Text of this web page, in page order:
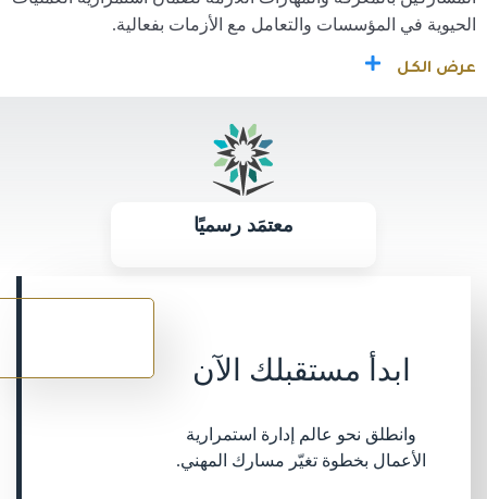
الحيوية في المؤسسات والتعامل مع الأزمات بفعالية.
عرض الكل
معتمَد رسميًا
ابدأ مستقبلك الآن
وانطلق نحو عالم إدارة استمرارية
الأعمال بخطوة تغيّر مسارك المهني.